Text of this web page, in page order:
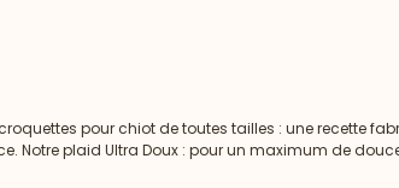
pour chiot de toutes tailles : une recette
Notre plaid Ultra Doux : pour un maximum de
lui faire plaisir et favoriser un pelage doux et brillant.